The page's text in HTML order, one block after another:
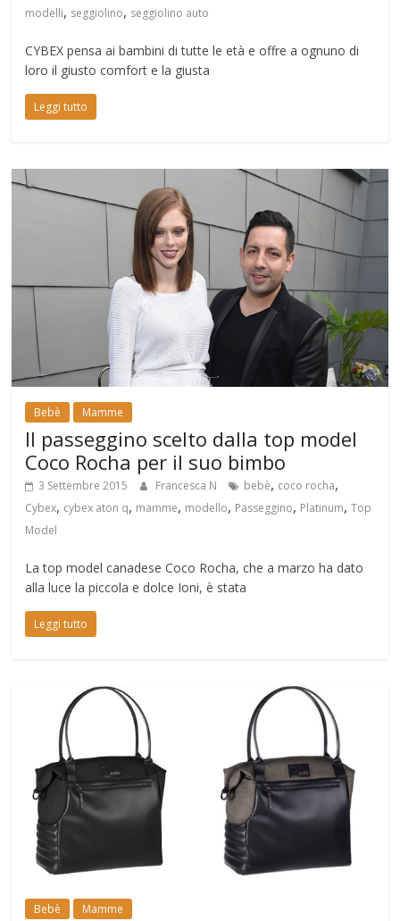
modelli, seggiolino, seggiolino auto
CYBEX pensa ai bambini di tutte le età e offre a ognuno di
loro il giusto comfort e la giusta
Leggi tutto
Bebè Mamme
Il passeggino scelto dalla top model
Coco Rocha per il suo bimbo
3 Settembre 2015 Francesca N bebè, coco rocha,
Cybex, cybex aton q, mamme, modello, Passeggino, Platinum,Top
Model
La top model canadese Coco Rocha, che a marzo ha dato
alla luce la piccola e dolce Ioni, è stata
Leggi tutto
Bebè Mamme